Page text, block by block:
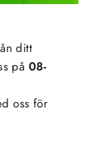
ditt
på 08-
oss för